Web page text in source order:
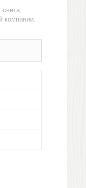
компании.